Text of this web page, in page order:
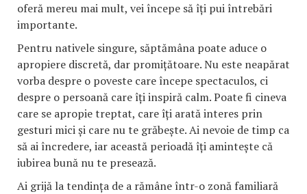
oferă mereu mai mult, vei începe să îți pui întrebări
importante.
Pentru nativele singure, săptămâna poate aduce o
apropiere discretă, dar promițătoare. Nu este neapărat
vorba despre o poveste care începe spectaculos, ci
despre o persoană care îți inspiră calm. Poate fi cineva
care se apropie treptat, care îți arată interes prin
gesturi mici și care nu te grăbește. Ai nevoie de timp ca
să ai încredere, iar această perioadă îți amintește că
iubirea bună nu te presează.
Ai grijă la tendința de a rămâne într-o zonă familiară